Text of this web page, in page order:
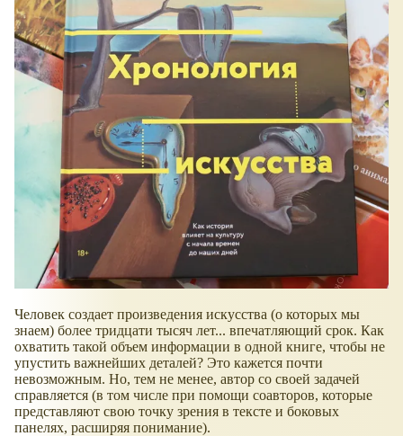
Человек создает произведения искусства (о которых мы
знаем) более тридцати тысяч лет... впечатляющий срок. Как
охватить такой объем информации в одной книге, чтобы не
упустить важнейших деталей? Это кажется почти
невозможным. Но, тем не менее, автор со своей задачей
справляется (в том числе при помощи соавторов, которые
представляют свою точку зрения в тексте и боковых
панелях, расширяя понимание).